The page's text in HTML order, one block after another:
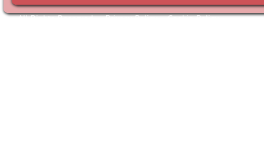
All Rights Reserved. -Privacy Policy-Cookie Policy